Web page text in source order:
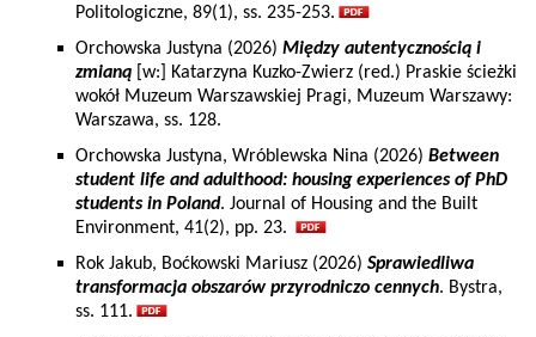
Politologiczne, 89(1), ss. 235-253.
Orchowska Justyna (2026) Między autentycznością i
zmianą [w:] Katarzyna Kuzko-Zwierz (red.) Praskie ścieżki
wokół Muzeum Warszawskiej Pragi, Muzeum Warszawy:
Warszawa, ss. 128.
Orchowska Justyna, Wróblewska Nina (2026) Between
student life and adulthood: housing experiences of PhD
students in Poland. Journal of Housing and the Built
Environment, 41(2), pp. 23.
Rok Jakub, Boćkowski Mariusz (2026) Sprawiedliwa
transformacja obszarów przyrodniczo cennych. Bystra,
ss. 111.